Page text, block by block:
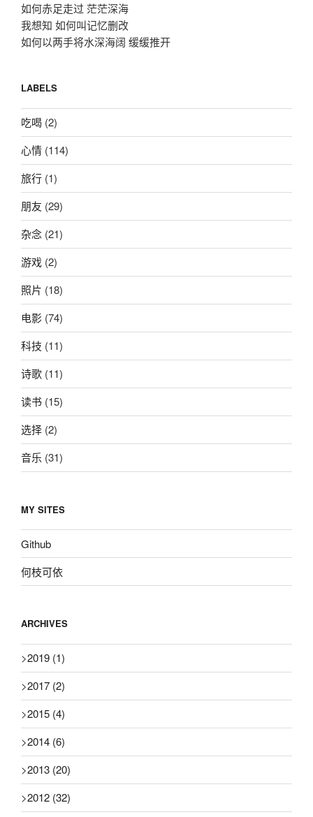
如何赤足走过 茫茫深海
我想知 如何叫记忆删改
如何以两手将水深海阔 缓缓推开
LABELS
吃喝 (2)
心情 (114)
旅行 (1)
朋友 (29)
杂念 (21)
游戏 (2)
照片 (18)
电影 (74)
科技 (11)
诗歌 (11)
读书 (15)
选择 (2)
音乐 (31)
MY SITES
Github
何枝可依
ARCHIVES
>2019 (1)
>2017 (2)
>2015 (4)
>2014 (6)
>2013 (20)
>2012 (32)